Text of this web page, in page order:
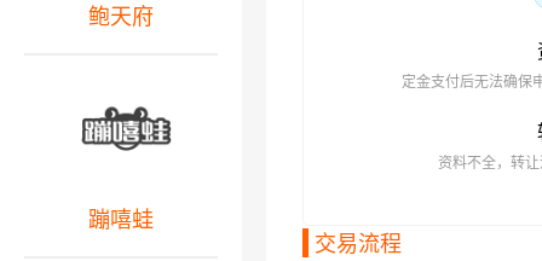
定金支付后无法确保
资料不全，转
交易流程
鲍天府
蹦嘻蛙